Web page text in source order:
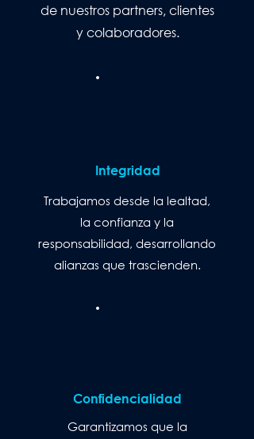
de nuestros partners, clientes
y colaboradores.
Integridad
Trabajamos desde la lealtad,
la confianza y la
responsabilidad, desarrollando
alianzas que trascienden.
Confidencialidad
Garantizamos que la